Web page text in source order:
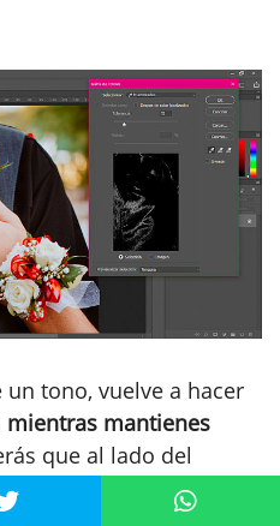
tono, vuelve a hacer
mientras mantienes
que al lado del
más). De la misma